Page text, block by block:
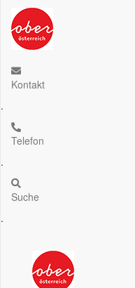
Kontakt
.
Telefon
.
Suche
.